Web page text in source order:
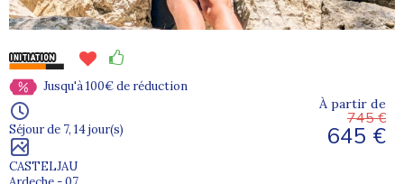
Jusqu'à 100€ de réduction
Séjour de 7, 14 jour(s)
CASTELJAU
À partir de
745 €
645 €